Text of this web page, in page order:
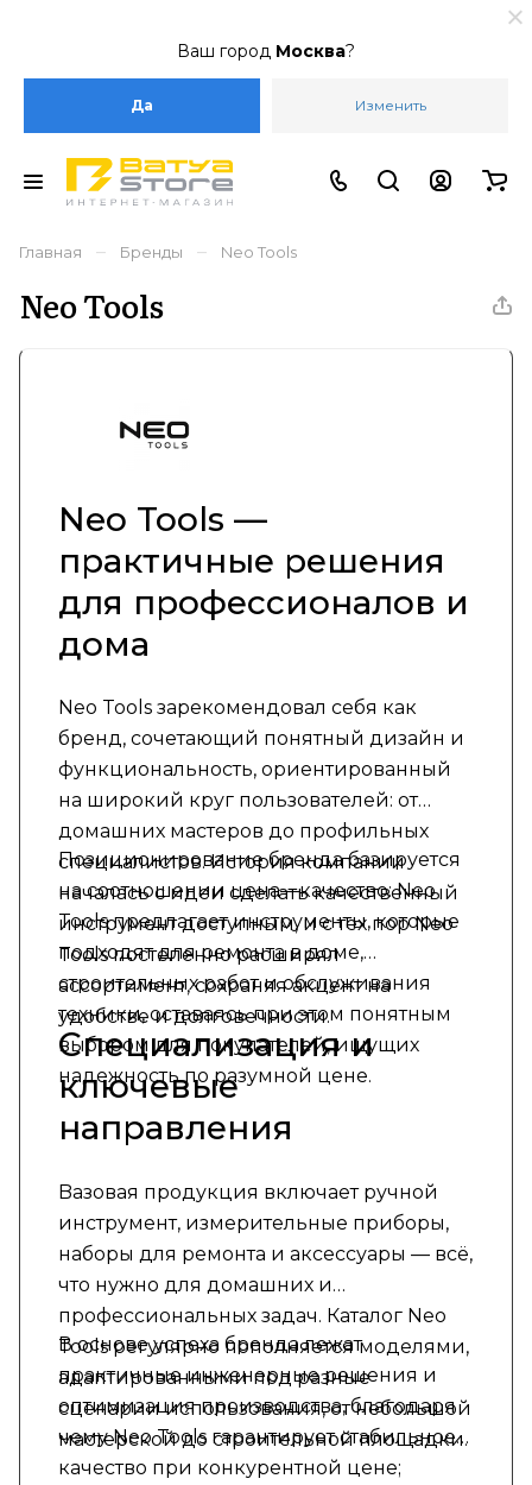
Ваш город Москва?
Да Изменить
Главная – Бренды – Neo Tools
Neo Tools
Neo Tools —
практичные решения
для профессионалов и
дома
Neo Tools зарекомендовал себя как
бренд, сочетающий понятный дизайн и
функциональность, ориентированный
на широкий круг пользователей: от
домашних мастеров до профильных
специалистов. История компании
началась с идеи сделать качественный
инструмент доступным, и с тех пор Neo
Tools постепенно расширял
ассортимент, сохраняя акцент на
удобстве и долговечности.
Позиционирование бренда базируется
на соотношении цена—качество: Neo
Tools предлагает инструменты, которые
подходят для ремонта в доме,
строительных работ и обслуживания
техники, оставаясь при этом понятным
выбором для покупателей, ищущих
надежность по разумной цене.
Специализация и
ключевые
направления
Bазовая продукция включает ручной
инструмент, измерительные приборы,
наборы для ремонта и аксессуары — всё,
что нужно для домашних и
профессиональных задач. Каталог Neo
Tools регулярно пополняется моделями,
адаптированными под разные
сценарии использования, от небольшой
мастерской до строительной площадки.
В основе успеха бренда лежат
практичные инженерные решения и
оптимизация производства, благодаря
чему Neo Tools гарантирует стабильное
качество при конкурентной цене;